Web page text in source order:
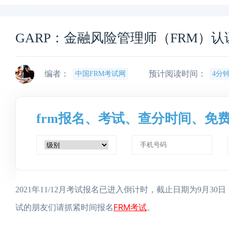
GARP：金融风险管理师（FRM）
编者： 中国FRM考试网 预计阅读时间： 4分
frm报名、考试、查分时间、免
2021年11/12月考试报名已进入倒计时，截止日期为9月30
试的朋友们请抓紧时间报名FRM考试。